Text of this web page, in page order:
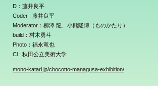
D：藤井良平
Coder : 藤井良平
Moderator：柳澤 龍、小熊隆博（ものかたり）
build：村木勇斗
Photo：福永竜也
Cl : 秋田公立美術大学
mono-katari.jp/chocotto-managusa-exhibition/